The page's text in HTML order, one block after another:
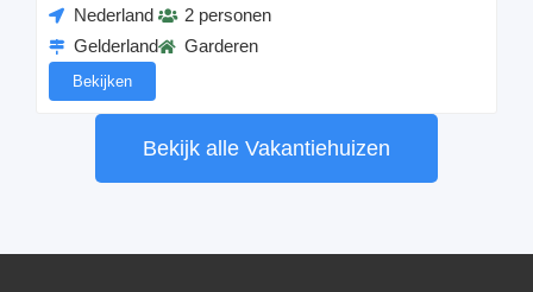
Nederland
Gelderland
2 personen
Garderen
Bekijken
Bekijk alle Vakantiehuizen